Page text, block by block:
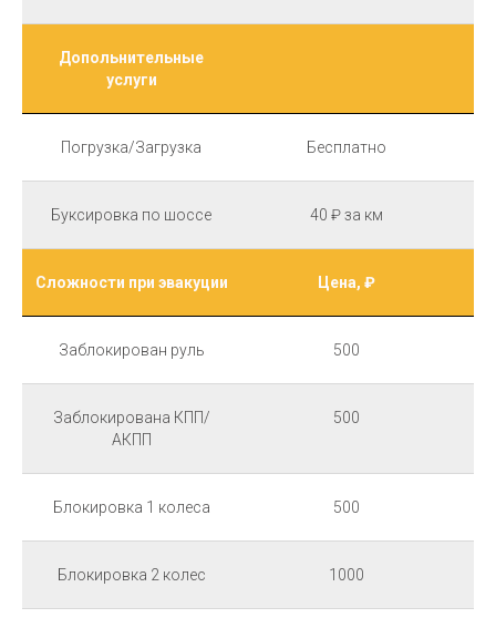
Допольнительные
услуги
Погрузка/Загрузка Бесплатно
Буксировка по шоссе 40 ₽ за км
Сложности при эвакуции Цена, ₽
Заблокирован руль 500
Заблокирована КПП/
АКПП
500
Блокировка 1 колеса 500
Блокировка 2 колес 1000